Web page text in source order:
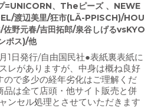
=UNICORN、Theピーズ 、NEWE
渡辺美里/狂市(LÄ-PPISCH)/HOU
野元春/吉田拓郎/泉谷しげるvsKYO
ボス)/他
1日発行/自由国民社●表紙裏表紙に
レがありますが、中身は概ね良好
で多少の経年劣化はご理解くだ
品は全て店頭・他サイト販売と併
ンセル処理とさせていただきます